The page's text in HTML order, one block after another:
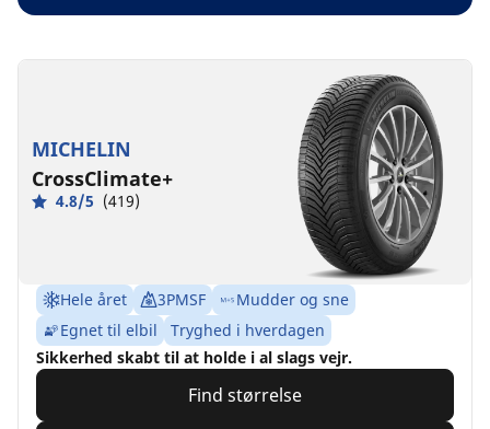
MICHELIN
CrossClimate+
4.8/5 (419)
Hele året 3PMSF
Mudder og sne
Egnet til elbil
Tryghed i hverdagen
Sikkerhed skabt til at holde i al slags vejr.
Find størrelse